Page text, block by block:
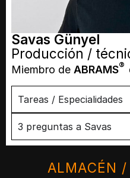
Savas Günyel
Producción /
Miembro deABRAMS®
Tareas / Especialidades
3 preguntas a Savas
ALMACÉN /